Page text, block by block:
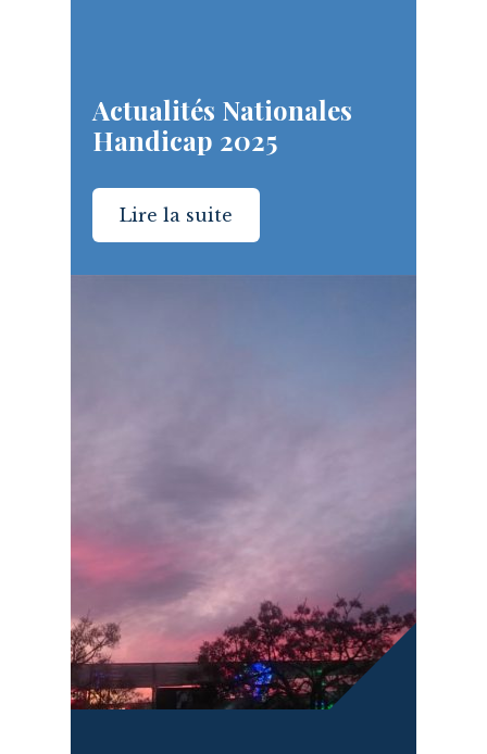
Actualités Nationales
Handicap 2025
Lire la suite